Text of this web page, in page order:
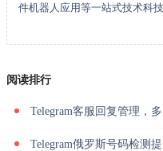
件机器人应用等一站式技术科
阅读排行
Telegram客服回复管理，
Telegram俄罗斯号码检测